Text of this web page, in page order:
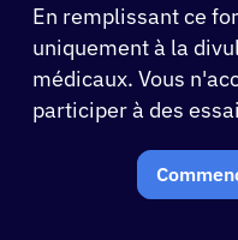
En remplissant ce
uniquement à la
médicaux. Vous
participer à des